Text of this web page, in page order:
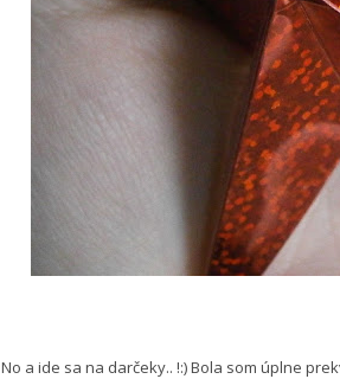
No a ide sa na darčeky.. !:) Bola som úplne